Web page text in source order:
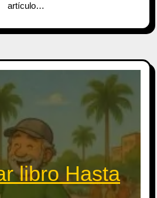
artículo…
libro Hasta